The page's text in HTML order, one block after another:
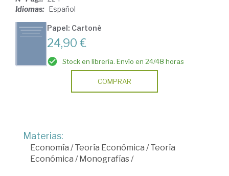
Idiomas: Español
Papel: Cartoné
24,90 €
Stock en librería. Envío en 24/48 horas
COMPRAR
Materias:
Economía /Teoría Económica /Teoría
Económica /Monografías/